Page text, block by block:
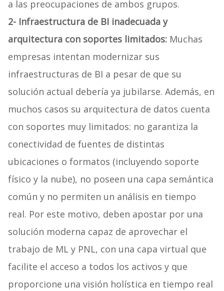
a las preocupaciones de ambos grupos.
2- Infraestructura de BI inadecuaday
arquitectura con soportes limitados: Muchas
empresas intentan modernizar sus
infraestructuras de BI a pesar de que su
solución actual debería ya jubilarse. Además, en
muchos casos su arquitectura de datos cuenta
con soportes muy limitados: no garantiza la
conectividad de fuentes de distintas
ubicaciones o formatos (incluyendo soporte
físico y la nube), no poseen una capa semántica
común y no permiten un análisis en tiempo
real. Por este motivo, deben apostar por una
solución moderna capaz de aprovechar el
trabajo de ML y PNL, con una capa virtual que
facilite el acceso a todos los activos y que
proporcione una visión holística en tiempo real